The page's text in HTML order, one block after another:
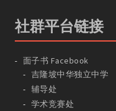
社群平台链接
面子书 Facebook
吉隆坡中华独立中学
辅导处
学术竞赛处